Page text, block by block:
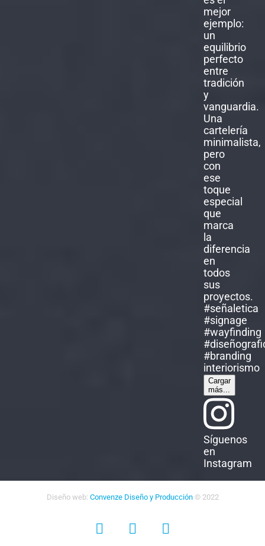
Cargar
más...
Síguenos
en
Instagram
Diseño web: Convenze Diseño y Producción© 2022
FacebookInstagramLinkedIn